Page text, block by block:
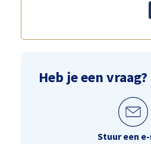
Heb je een vraag?
Stuur een